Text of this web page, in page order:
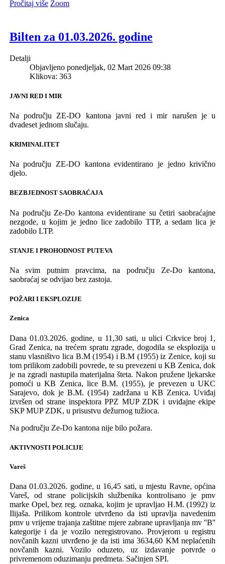
Pročitaj više Zoom
Bilten za 01.03.2026. godine
Detalji
Objavljeno ponedjeljak, 02 Mart 2026 09:38
Klikova: 363
JAVNI RED I MIR
Na području ZE-DO kantona javni red i mir narušen je u
dvadeset jednom slučaju.
KRIMINALITET
Na području ZE-DO kantona evidentirano je jedno krivično
djelo.
BEZBJEDNOST SAOBRAĆAJA
Na području Ze-Do kantona evidentirane su četiri saobraćajne
nezgode, u kojim je jedno lice zadobilo TTP, a sedam lica je
zadobilo LTP.
STANJE I PROHODNOST PUTEVA
Na svim putnim pravcima, na području Ze-Do kantona,
saobraćaj se odvijao bez zastoja.
POŽARI I EKSPLOZIJE
Zenica
Dana 01.03.2026. godine, u 11,30 sati, u ulici Crkvice broj 1,
Grad Zenica, na trećem spratu zgrade, dogodila se eksplozija u
stanu vlasništvo lica B.M (1954) i B.M (1955) iz Zenice, koji su
tom prilikom zadobili povrede, te su prevezeni u KB Zenica, dok
je na zgradi nastupila materijalna šteta. Nakon pružene ljekarske
pomoći u KB Zenica, lice B.M. (1955), je prevezen u UKC
Sarajevo, dok je B.M. (1954) zadržana u KB Zenica. Uviđaj
izvršen od strane inspektora PPZ MUP ZDK i uviđajne ekipe
SKP MUP ZDK, u prisustvu dežurnog tužioca.
Na području Ze-Do kantona nije bilo požara.
AKTIVNOSTI POLICIJE
Vareš
Dana 01.03.2026. godine, u 16,45 sati, u mjestu Ravne, općina
Vareš, od strane policijskih službenika kontrolisano je pmv
marke Opel, bez reg. oznaka, kojim je upravljao H.M. (1992) iz
Ilijaša. Prilikom kontrole utvrđeno da isti upravlja navedenim
pmv u vrijeme trajanja zaštitne mjere zabrane upravljanja mv ''B''
kategorije i da je vozilo neregistrovano. Provjerom u registru
novčanih kazni utvrđeno je da isti ima 3634,60 KM neplaćenih
novčanih kazni. Vozilo oduzeto, uz izdavanje potvrde o
privremenom oduzimanju predmeta. Sačinjen SPI.